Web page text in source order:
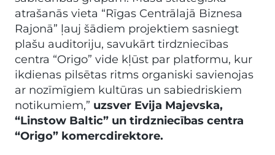
atrašanās vieta “Rīgas Centrālajā Biznesa
Rajonā” ļauj šādiem projektiem sasniegt
plašu auditoriju, savukārt tirdzniecības
centra “Origo” vide kļūst par platformu, kur
ikdienas pilsētas ritms organiski savienojas
ar nozīmīgiem kultūras un sabiedriskiem
notikumiem,” uzsver Evija Majevska,
“Linstow Baltic” un tirdzniecības centra
“Origo” komercdirektore.